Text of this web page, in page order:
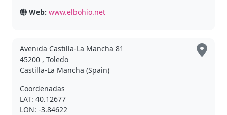
Web: www.elbohio.net
Avenida Castilla-La Mancha 81
45200 , Toledo
Castilla-La Mancha (Spain)
Coordenadas
LAT: 40.12677
LON: -3.84622